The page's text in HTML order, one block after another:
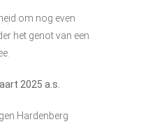
om nog even
het genot van een
2025 a.s.
Hardenberg